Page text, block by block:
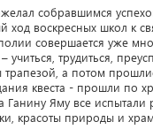
собравшимся
ход воскресных школ к
совершается уже
трудиться,
а потом
квеста - прошли по
Яму все испытали
красоты природы и